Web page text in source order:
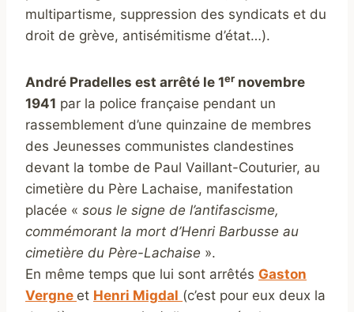
multipartisme, suppression des syndicats et du
droit de grève, antisémitisme d’état…).
André Pradelles est arrêté le 1er novembre
1941 par la police française pendant un
rassemblement d’une quinzaine de membres
des Jeunesses communistes clandestines
devant la tombe de Paul Vaillant-Couturier, au
cimetière du Père Lachaise, manifestation
placée « sous le signe de l’antifascisme,
commémorant la mort d’Henri Barbusse au
cimetière du Père-Lachaise ».
En même temps que lui sont arrêtés Gaston
Vergne et Henri Migdal (c’est pour eux deux la